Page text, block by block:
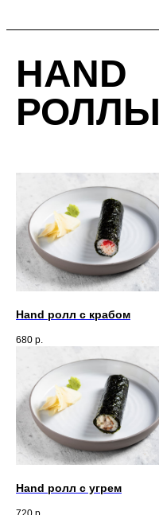
HAND
РОЛЛЫ
Hand ролл с крабом
680 р.
Hand ролл с угрем